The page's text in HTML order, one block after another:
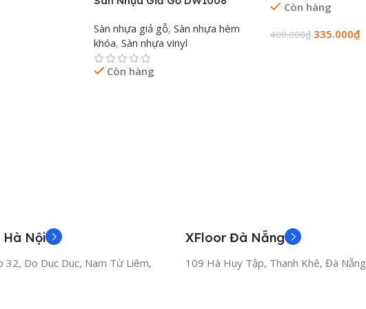
cafe, studio, shop thời trang, showroom trưng bày.
IS536 Giá Tốt Tại XFloor.vn
Sàn nhựa giả gỗ, Sàn nhựa hèm
khóa, Sàn nhựa vinyl
Còn hàng
Còn hàng
400.000₫ 335.000₫
Nội
32, Do Duc Duc, Nam Từ Liêm,
XFloor Đà Nẵng
109 Hà Huy Tập, Thanh Khê, Đà Nẵng